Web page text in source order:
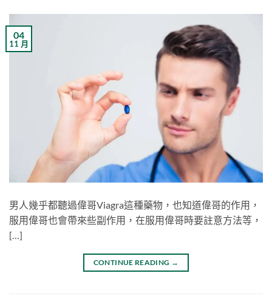
04
11 月
男人幾乎都聽過偉哥Viagra這種藥物，也知道偉哥的作用，
服用偉哥也會帶來些副作用，在服用偉哥時要註意方法等，
[…]
CONTINUE READING →